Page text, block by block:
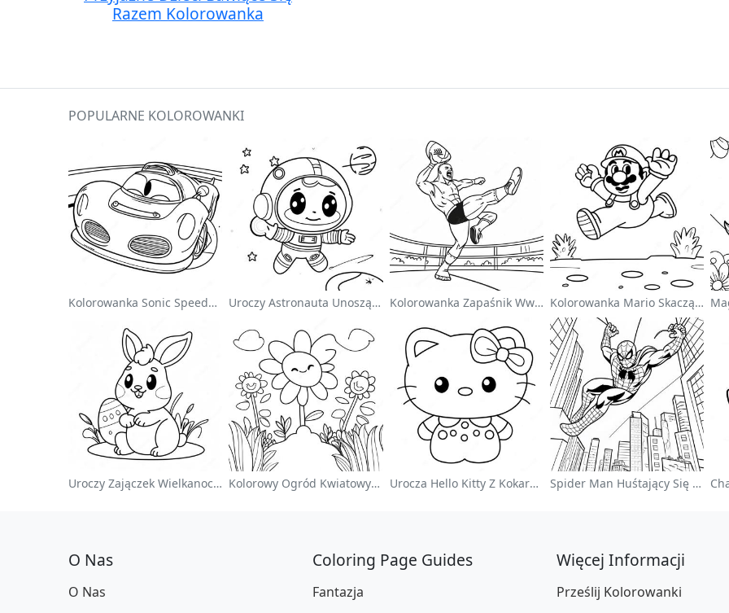
Razem Kolorowanka
POPULARNE KOLOROWANKI
Kolorowanka Sonic Speedster Uroczy Astronauta Unoszący Się W Kosmosie - Kolorowanka Kolorowanka Zapaśnik Wwe Skaczący Na Przeciwnika Kolorowanka Mario Skaczący Nad Goombami
Uroczy Zajączek Wielkanocny Na Kolorowance Kolorowy Ogród Kwiatowy Na Kolorowance Urocza Hello Kitty Z Kokardką - Kolorowanka Spider Man Huśtający Się Przez Miasto - Kolorowanka
O Nas
O Nas
Coloring Page Guides
Fantazja
Więcej Informacji
Prześlij Kolorowanki